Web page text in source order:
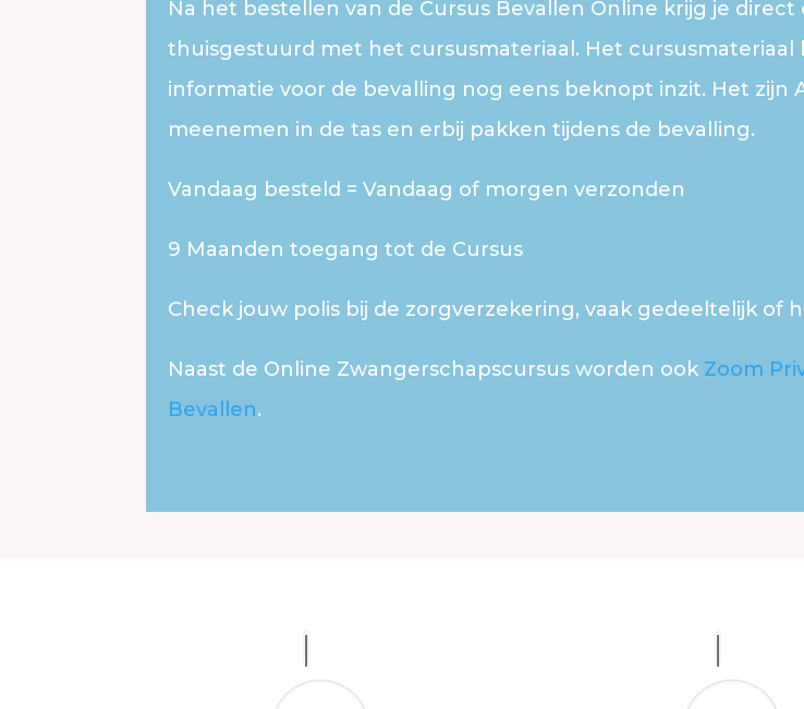
Na het bestellen van de Cursus Bevallen Online krijg je
thuisgestuurd met het cursusmateriaal. Het cursusmateriaal
informatie voor de bevalling nog eens beknopt inzit. Het zijn
meenemen in de tas en erbij pakken tijdens de bevalling.
Vandaag besteld = Vandaag of morgen verzonden
9 Maanden toegang tot de Cursus
Check jouw polis bij de zorgverzekering, vaak gedeeltelijk of
Naast de Online Zwangerschapscursus worden ook Zoom
Bevallen.